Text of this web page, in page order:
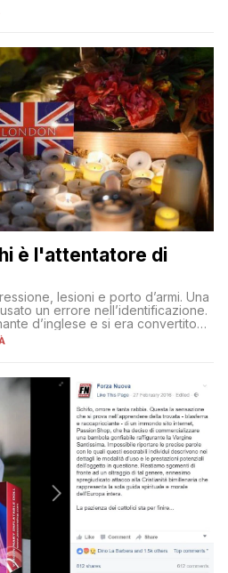
d’ispirazione animalista in Italia
è l'attentatore di
lesioni e porto d’armi. Una
un errore nell’identificazione.
d’inglese e si era convertito
ed aveva tre figli